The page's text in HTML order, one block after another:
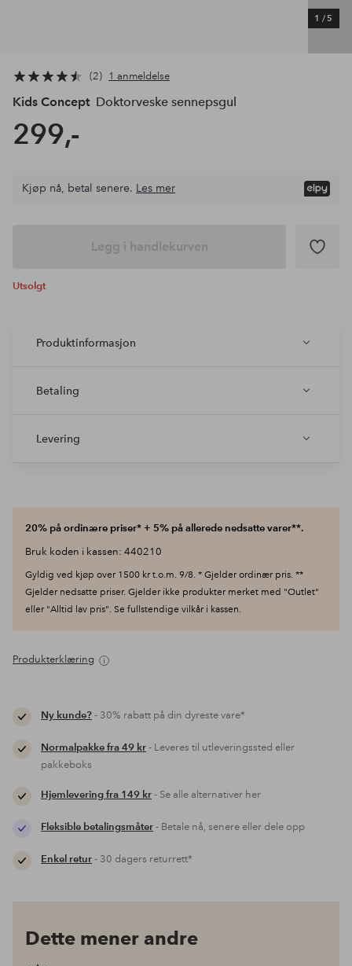
1 /5
2 1 anmeldelse
Kids Concept Doktorveske sennepsgul
299,-
Kjøp nå, betal senere. Les mer
Legg i handlekurven
Utsolgt
Produktinformasjon
Betaling
Levering
20% på ordinære priser* + 5% på allerede nedsatte varer**.
Bruk koden i kassen: 440210
Gyldig ved kjøp over 1500 kr t.o.m. 9/8. * Gjelder ordinær pris. **
Gjelder nedsatte priser. Gjelder ikke produkter merket med "Outlet"
eller "Alltid lav pris". Se fullstendige vilkår i kassen.
Produkterklæring
Ny kunde?- 30% rabatt på din dyreste vare*
Normalpakke fra 49 kr- Leveres til utleveringssted eller
pakkeboks
Hjemlevering fra 149 kr- Se alle alternativer her
Fleksible betalingsmåter- Betale nå, senere eller dele opp
Enkel retur- 30 dagers returrett*
Dette mener andre